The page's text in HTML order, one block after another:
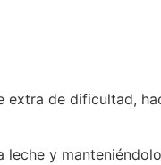
extra de dificultad,
y